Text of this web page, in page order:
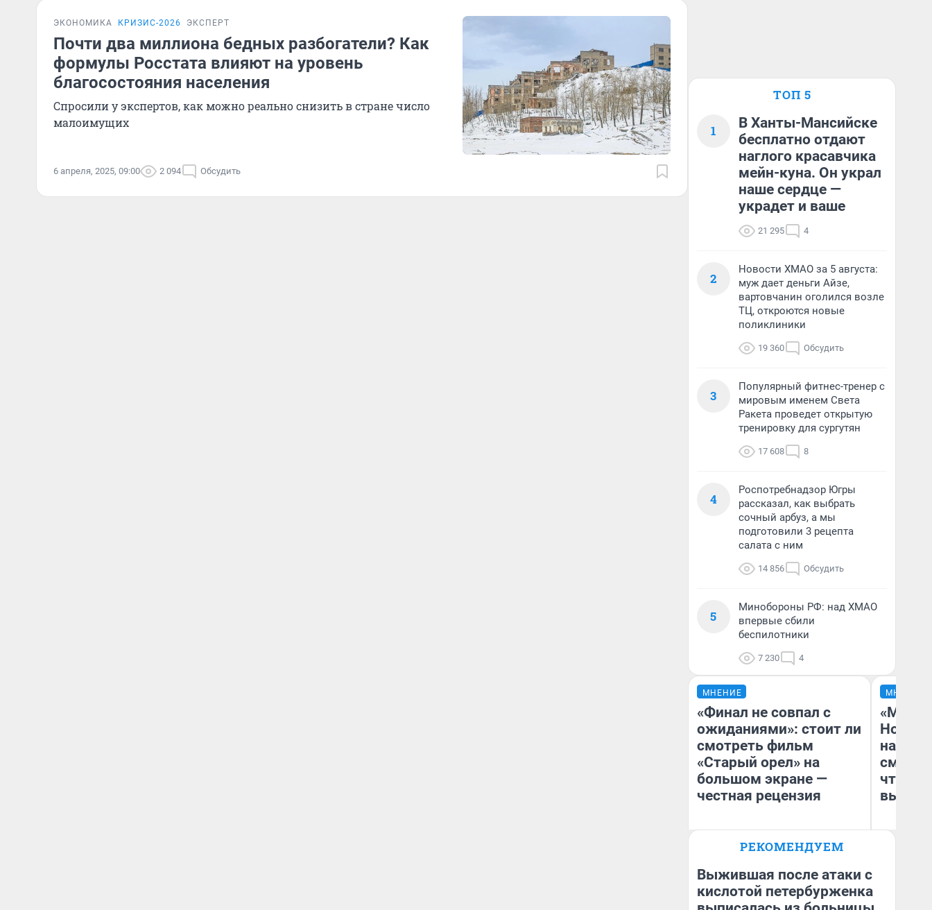
ЭКОНОМИКА КРИЗИС-2026 ЭКСПЕРТ
Почти два миллиона бедных разбогатели? Как
формулы Росстата влияют на уровень
благосостояния населения
Спросили у экспертов, как можно реально снизить в стране число
малоимущих
6 апреля, 2025, 09:00 2 094 Обсудить
ТОП 5
1
В Ханты-Мансийске
бесплатно отдают
наглого красавчика
мейн-куна. Он украл
наше сердце —
украдет и ваше
21 295 4
2
Новости ХМАО за 5 августа:
муж дает деньги Айзе,
вартовчанин оголился возле
ТЦ, откроются новые
поликлиники
19 360 Обсудить
3
Популярный фитнес-тренер с
мировым именем Света
Ракета проведет открытую
тренировку для сургутян
17 608 8
4
Роспотребнадзор Югры
рассказал, как выбрать
сочный арбуз, а мы
подготовили 3 рецепта
салата с ним
14 856 Обсудить
5
Минобороны РФ: над ХМАО
впервые сбили
беспилотники
7 230 4
МНЕНИЕ
«Финал не совпал с
ожиданиями»: стоит ли
смотреть фильм
«Старый орел» на
большом экране —
честная рецензия
Надежда Губарь
МНЕНИЕ
«Мы
чтобы
РЕКОМЕНДУЕМ
Выжившая после атаки с
кислотой петербурженка